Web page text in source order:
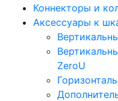
Коннекторы и
Аксессуары к
ZeroU